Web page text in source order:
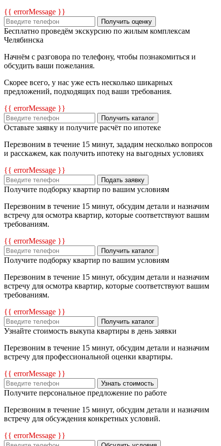
{{ errorMessage }}
Получить оценку
Бесплатно проведём экскурсию по жилым комплексам
Челябинска
Начнём с разговора по телефону, чтобы познакомиться и
обсудить ваши пожелания.
Скорее всего, у нас уже есть несколько шикарных
предложений, подходящих под ваши требования.
{{ errorMessage }}
Получить каталог
Оставьте заявку и получите расчёт по ипотеке
Перезвоним в течение 15 минут, зададим несколько вопросов
и расскажем, как получить ипотеку на выгодных условиях
{{ errorMessage }}
Подать заявку
Получите подборку квартир по вашим условиям
Перезвоним в течение 15 минут, обсудим детали и назначим
встречу для осмотра квартир, которые соответствуют вашим
требованиям.
{{ errorMessage }}
Получить каталог
Получите подборку квартир по вашим условиям
Перезвоним в течение 15 минут, обсудим детали и назначим
встречу для осмотра квартир, которые соответствуют вашим
требованиям.
{{ errorMessage }}
Получить каталог
Узнайте стоимость выкупа квартиры в день заявки
Перезвоним в течение 15 минут, обсудим детали и назначим
встречу для профессиональной оценки квартиры.
{{ errorMessage }}
Узнать стоимость
Получите персональное предложение по работе
Перезвоним в течение 15 минут, обсудим детали и назначим
встречу для обсуждения конкретных условий.
{{ errorMessage }}